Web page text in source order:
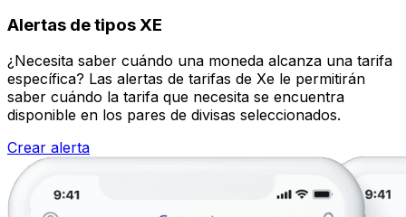
Alertas de tipos XE
¿Necesita saber cuándo una moneda alcanza una tarifa
específica? Las alertas de tarifas de Xe le permitirán
saber cuándo la tarifa que necesita se encuentra
disponible en los pares de divisas seleccionados.
Crear alerta